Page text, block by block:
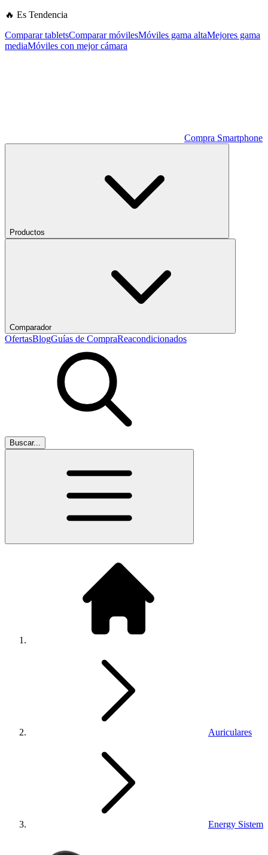
🔥 Es Tendencia
Comparar tabletsComparar móvilesMóviles gama altaMejores gama
mediaMóviles con mejor cámara
Compra Smartphone
Productos
Comparador
OfertasBlogGuías de CompraReacondicionados
Buscar...
Auriculares
Energy Sistem